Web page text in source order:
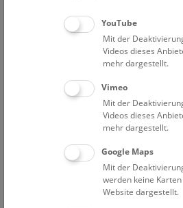
Eine Nacht im
YouTube
Mit der
Videos dieses
mehr dargestellt.
Vimeo
Mit der
Videos dieses
mehr dargestellt.
Google Maps
Mit der
werden keine
Website dargestellt.